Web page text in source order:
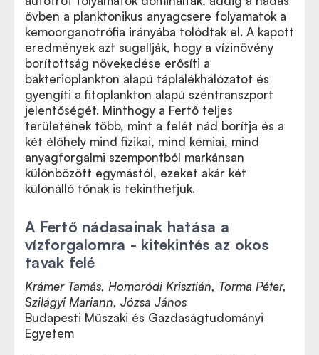
övben a planktonikus anyagcsere folyamatok a
kemoorganotrófia irányába tolódtak el. A kapott
eredmények azt sugallják, hogy a vízinövény
borítottság növekedése erősíti a
bakterioplankton alapú táplálékhálózatot és
gyengíti a fitoplankton alapú széntranszport
jelentőségét. Minthogy a Fertő teljes
területének több, mint a felét nád borítja és a
két élőhely mind fizikai, mind kémiai, mind
anyagforgalmi szempontból markánsan
különbözött egymástól, ezeket akár két
különálló tónak is tekinthetjük.
A Fertő nádasainak hatása a
vízforgalomra - kitekintés az okos
tavak felé
Krámer Tamás, Homoródi Krisztián, Torma Péter,
Szilágyi Mariann, Józsa János
Budapesti Műszaki és Gazdaságtudományi
Egyetem